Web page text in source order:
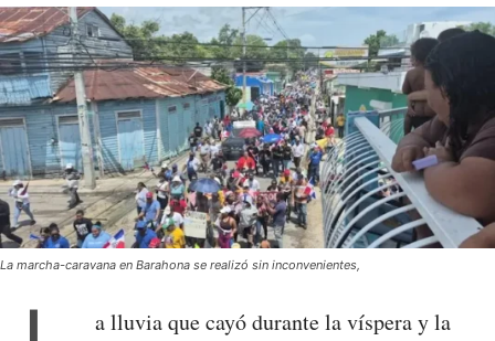
La marcha-caravana en Barahona se realizó sin inconvenientes,
a lluvia que cayó durante la víspera y la